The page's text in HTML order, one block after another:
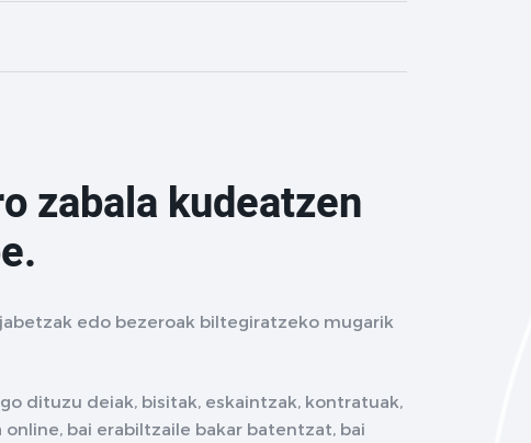
zabala kudeatzen
edo bezeroak biltegiratzeko mugarik
dituzu deiak, bisitak, eskaintzak, kontratuak,
bai erabiltzaile bakar batentzat, bai